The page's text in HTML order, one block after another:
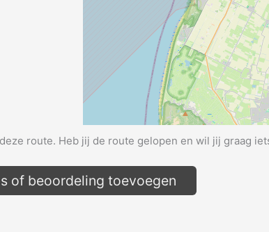
route. Heb jij de route gelopen en wil jij graag
of beoordeling toevoegen